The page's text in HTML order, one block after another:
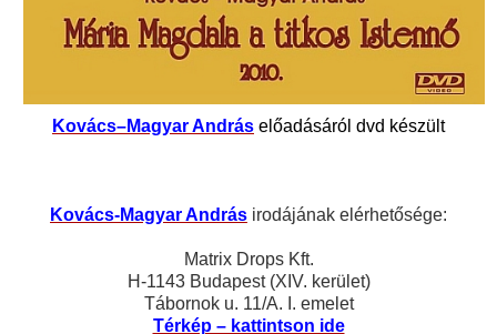
Kovács–Magyar András előadásáról dvd készült
Kovács-Magyar András irodájának elérhetősége:
Matrix Drops Kft.
H-1143 Budapest (XIV. kerület)
Tábornok u. 11/A. I. emelet
Térkép – kattintson ide